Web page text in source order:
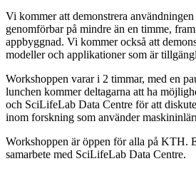
Vi kommer att demonstrera
genomförbar på mindre än en timme,
appbyggnad. Vi kommer också att
modeller och applikationer som är
Workshoppen varar i 2 timmar, med en
lunchen kommer deltagarna att ha
och SciLifeLab Data Centre för att
inom forskning som använder
Workshoppen är öppen för alla på KTH.
samarbete med SciLifeLab Data Centre.